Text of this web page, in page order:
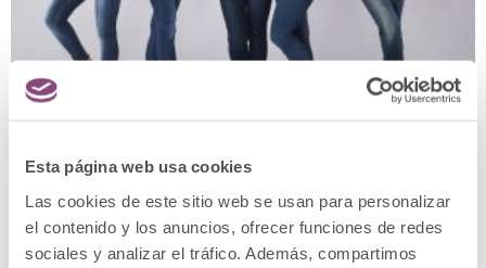
Esta página web usa cookies
Las cookies de este sitio web se usan para personalizar
el contenido y los anuncios, ofrecer funciones de redes
sociales y analizar el tráfico. Además, compartimos